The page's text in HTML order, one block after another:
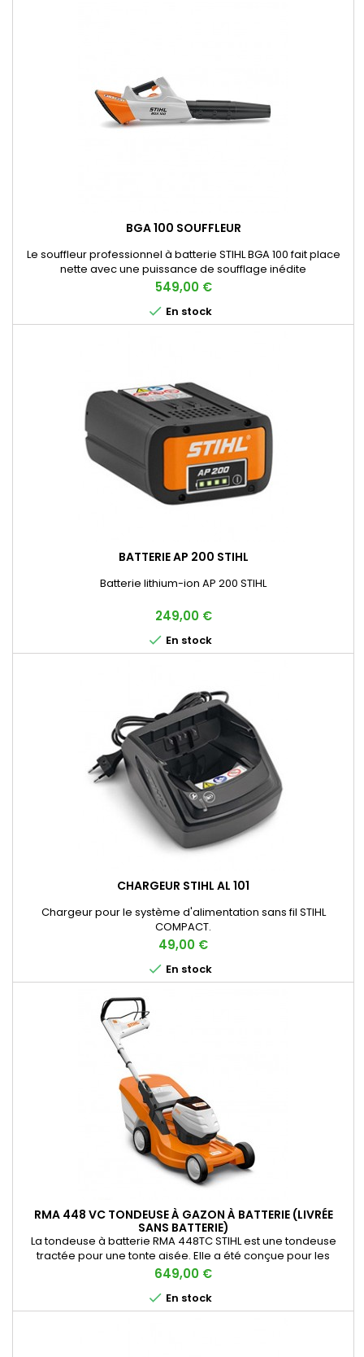
BGA 100 SOUFFLEUR
Le souffleur professionnel à batterie STIHL BGA 100 fait place
nette avec une puissance de soufflage inédite
Prix
549,00 €
 En stock
BATTERIE AP 200 STIHL
Batterie lithium-ion AP 200 STIHL
Prix
249,00 €
 En stock
CHARGEUR STIHL AL 101
Chargeur pour le système d'alimentation sans fil STIHL
COMPACT.
Prix
49,00 €
 En stock
RMA 448 VC TONDEUSE À GAZON À BATTERIE (LIVRÉE
SANS BATTERIE)
La tondeuse à batterie RMA 448TC STIHL est une tondeuse
tractée pour une tonte aisée. Elle a été conçue pour les
surfaces moyennes de gazon (450 m²). Avec ses nombreux
équipements, elle est pensée pour vous faciliter le travail
Prix
649,00 €
 En stock